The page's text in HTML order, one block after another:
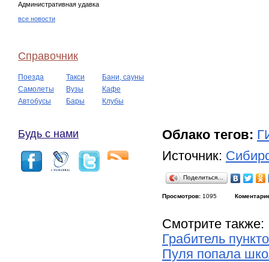
Административная удавка
все новости
Справочник
Поезда Такси
Бани, сауны
Самолеты
Вузы
Кафе
Автобусы
Бары Клубы
Будь с нами Облако тегов:
Источник:
Поделиться…
Просмотров: 1095
Смотрите также:
Грабитель
Пуля попала